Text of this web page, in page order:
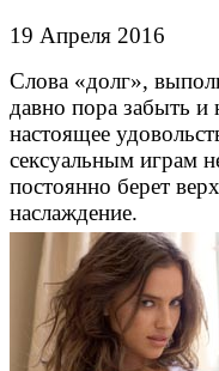
19 Апреля 2016
Слова «долг»,
давно пора забыть и
настоящее
сексуальным играм
постоянно берет
наслаждение.